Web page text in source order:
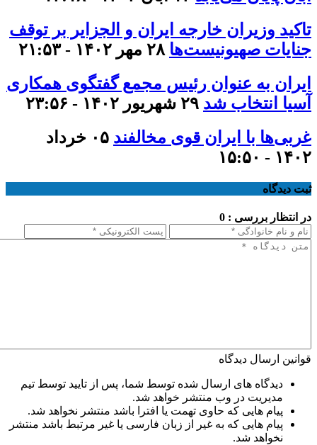
تاکید وزیران خارجه ایران و الجزایر بر توقف
جنایات صهیونیست‌ها ۲۸ مهر ۱۴۰۲ - ۲۱:۵۳
ایران به عنوان رئیس مجمع گفتگوی همکاری
آسیا انتخاب شد ۲۹ شهریور ۱۴۰۲ - ۲۳:۵۶
غربی‌ها با ایران قوی مخالفند
۰۵ خرداد
۱۴۰۲ - ۱۵:۵۰
ثبت دیدگاه
در انتظار بررسی : 0
قوانین ارسال دیدگاه
دیدگاه های ارسال شده توسط شما، پس از تایید توسط تیم
مدیریت در وب منتشر خواهد شد.
پیام هایی که حاوی تهمت یا افترا باشد منتشر نخواهد شد.
پیام هایی که به غیر از زبان فارسی یا غیر مرتبط باشد منتشر
نخواهد شد.